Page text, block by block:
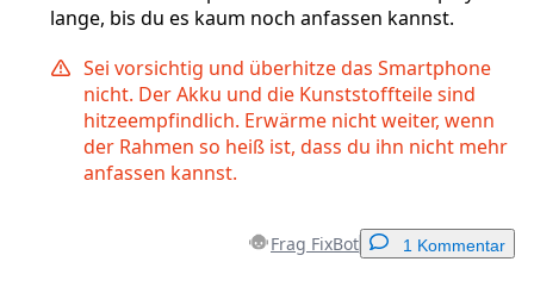
lange, bis du es kaum noch anfassen kannst.
Sei vorsichtig und überhitze das Smartphone
nicht. Der Akku und die Kunststoffteile sind
hitzeempfindlich. Erwärme nicht weiter, wenn
der Rahmen so heiß ist, dass du ihn nicht mehr
anfassen kannst.
Frag FixBot 1 Kommentar